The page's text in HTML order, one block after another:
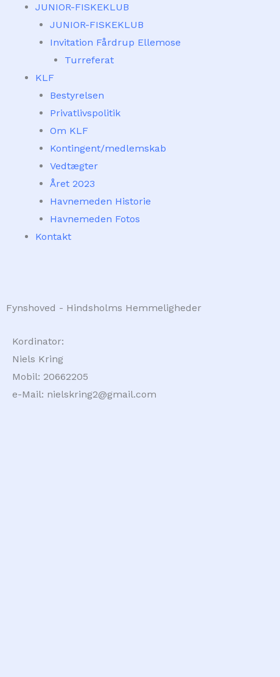
JUNIOR-FISKEKLUB
JUNIOR-FISKEKLUB
Invitation Fårdrup Ellemose
Turreferat
KLF
Bestyrelsen
Privatlivspolitik
Om KLF
Kontingent/medlemskab
Vedtægter
Året 2023
Havnemeden Historie
Havnemeden Fotos
Kontakt
Fynshoved - Hindsholms Hemmeligheder
Kordinator:
Niels Kring
Mobil: 20662205
e-Mail: nielskring2@gmail.com